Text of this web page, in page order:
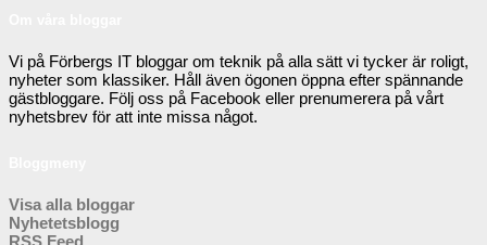
Vi på Förbergs IT bloggar om teknik på alla sätt vi tycker är roligt,
nyheter som klassiker. Håll även ögonen öppna efter spännande
gästbloggare. Följ oss på Facebook eller prenumerera på vårt
nyhetsbrev för att inte missa något.
Visa alla bloggar
Nyhetetsblogg
RSS Feed